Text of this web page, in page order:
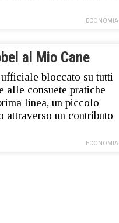
ECONOMIA
al Mio Cane
bloccato su tutti
alle consuete pratiche
linea, un piccolo
attraverso un contributo
ECONOMIA